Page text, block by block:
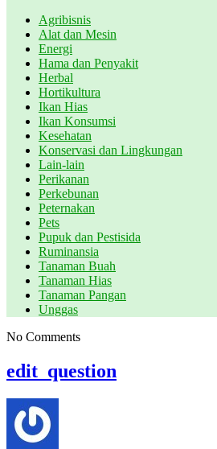
Agribisnis
Alat dan Mesin
Energi
Hama dan Penyakit
Herbal
Hortikultura
Ikan Hias
Ikan Konsumsi
Kesehatan
Konservasi dan Lingkungan
Lain-lain
Perikanan
Perkebunan
Peternakan
Pets
Pupuk dan Pestisida
Ruminansia
Tanaman Buah
Tanaman Hias
Tanaman Pangan
Unggas
No Comments
edit_question